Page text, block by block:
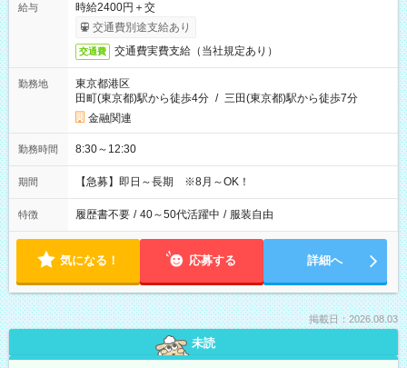
給与
時給2400円＋交
交通費別途支給あり
交通費 交通費実費支給（当社規定あり）
勤務地
東京都港区
田町(東京都)駅から徒歩4分 / 三田(東京都)駅から徒歩7分
金融関連
勤務時間 8:30～12:30
期間 【急募】即日～長期 ※8月～OK！
特徴 履歴書不要 / 40～50代活躍中 / 服装自由
気になる！ 応募する 詳細へ
掲載日：2026.08.03
未読